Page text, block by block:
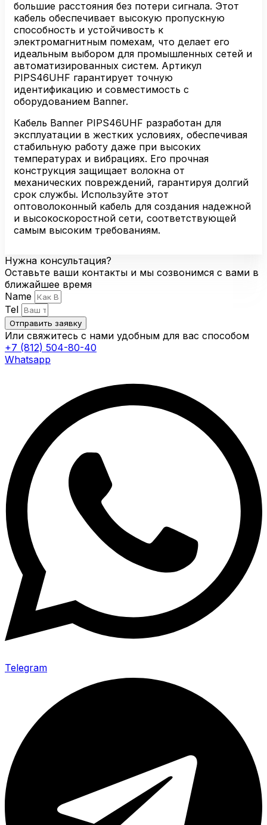
большие расстояния без потери сигнала. Этот
кабель обеспечивает высокую пропускную
способность и устойчивость к
электромагнитным помехам, что делает его
идеальным выбором для промышленных сетей и
автоматизированных систем. Артикул
PIPS46UHF гарантирует точную
идентификацию и совместимость с
оборудованием Banner.
Кабель Banner PIPS46UHF разработан для
эксплуатации в жестких условиях, обеспечивая
стабильную работу даже при высоких
температурах и вибрациях. Его прочная
конструкция защищает волокна от
механических повреждений, гарантируя долгий
срок службы. Используйте этот
оптоволоконный кабель для создания надежной
и высокоскоростной сети, соответствующей
самым высоким требованиям.
Нужна консультация?
Оставьте ваши контакты и мы созвонимся с вами в
ближайшее время
Name
Tel
Отправить заявку
Или свяжитесь с нами удобным для вас способом
+7 (812) 504-80-40
Whatsapp
Telegram